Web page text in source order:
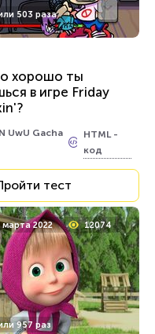
503 раза
хорошо ты
в игре Friday
UwU Gacha
HTML -
код
тест
марта 2022 12074
957 раз